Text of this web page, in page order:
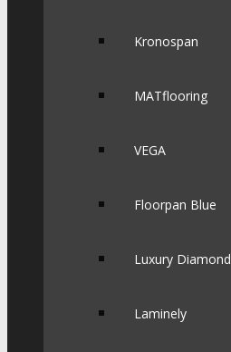
Kronospan
MATflooring
VEGA
Floorpan Blue
Luxury Diamond
Laminely